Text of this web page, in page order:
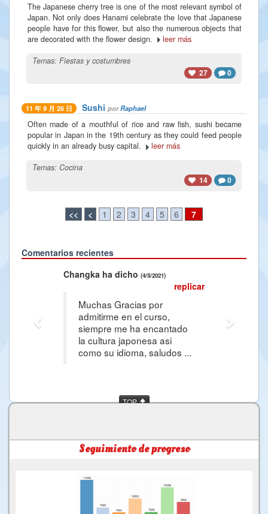
The Japanese cherry tree is one of the most relevant symbol of
Japan. Not only does Hanami celebrate the love that Japanese
people have for this flower, but also the numerous objects that
are decorated with the flower design.
leer más
Temas: Fiestas y costumbres
27
0
11 年 9 月 26 日 Sushi porRaphael
Often made of a mouthful of rice and raw fish, sushi became
popular in Japan in the 19th century as they could feed people
quickly in an already busy capital.
leer más
Temas: Cocina
14
0
<< < 1 2 3 4 5 6 7
Comentarios recientes
Changka ha dicho (4/5/2021)
replicar
Muchas Gracias por
admitirme en el curso,
siempre me ha encantado
la cultura japonesa asi
como su idioma, saludos ...
Previous
TOP
Seguimiento de progreso